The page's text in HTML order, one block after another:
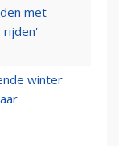
met
rijden'
winter